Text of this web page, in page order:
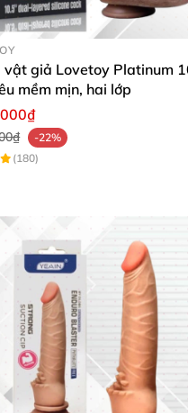
vật giả Lovetoy Platinum
mềm mịn, hai lớp
-22%
(180)